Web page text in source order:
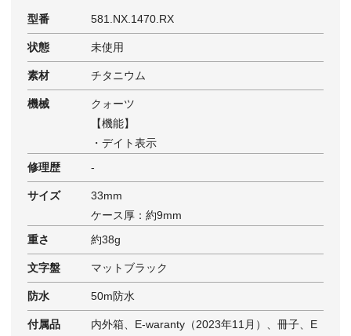
型番 581.NX.1470.RX
状態 未使用
素材 チタニウム
機械
クォーツ
【機能】
・デイト表示
修理歴
‐
サイズ
33mm
ケース厚：約9mm
重さ
約38g
文字盤 マットブラック
防水 50m防水
付属品
内外箱、E-waranty（2023年11月）、冊子、E